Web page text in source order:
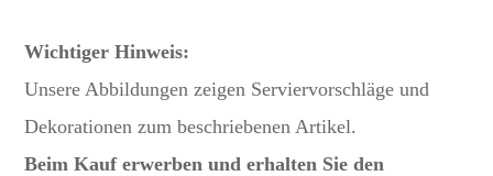
Wichtiger Hinweis:
Unsere Abbildungen zeigen Serviervorschläge und
Dekorationen zum beschriebenen Artikel.
Beim Kauf erwerben und erhalten Sie den